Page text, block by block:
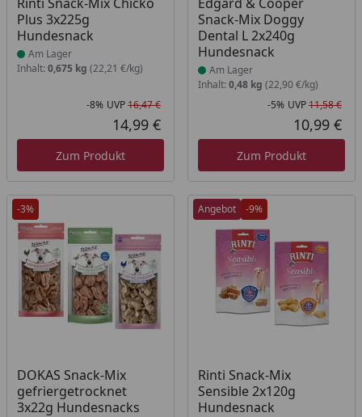
Plus 3x225g
Hundesnack
Am Lager
Inhalt: 0,675 kg (22,21 €/kg)
Rabatt in Prozent
-8%
Ursprünglicher Preis
UVP16,47 €
Aktueller Preis
14,99 €
Zum Produkt
Snack-Mix Doggy
Dental L 2x240g
Hundesnack
Am Lager
Inhalt: 0,48 kg (22,90 €/kg)
-5% UVP11,58 €
10,99 €
Zum Produkt
-3%
DOKAS Snack-Mix
gefriergetrocknet
3x22g Hundesnacks
Produkt am Lager
Angebot -9%
Rinti Snack-Mix
Sensible 2x120g
Hundesnack
Produkt am Lager